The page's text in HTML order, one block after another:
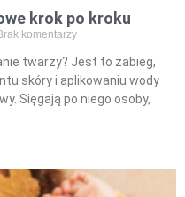
krok po kroku
komentarzy
twarzy? Jest to zabieg,
skóry i aplikowaniu wody
Sięgają po niego osoby,